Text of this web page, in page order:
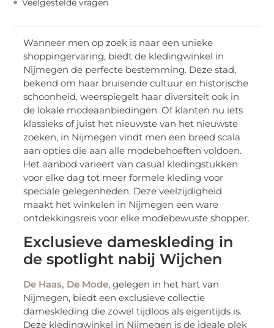
Veelgestelde vragen
Wanneer men op zoek is naar een unieke
shoppingervaring, biedt de kledingwinkel in
Nijmegen de perfecte bestemming. Deze stad,
bekend om haar bruisende cultuur en historische
schoonheid, weerspiegelt haar diversiteit ook in
de lokale modeaanbiedingen. Of klanten nu iets
klassieks of juist het nieuwste van het nieuwste
zoeken, in Nijmegen vindt men een breed scala
aan opties die aan alle modebehoeften voldoen.
Het aanbod varieert van casual kledingstukken
voor elke dag tot meer formele kleding voor
speciale gelegenheden. Deze veelzijdigheid
maakt het winkelen in Nijmegen een ware
ontdekkingsreis voor elke modebewuste shopper.
Exclusieve dameskleding in
de spotlight nabij Wijchen
De Haas, De Mode, gelegen in het hart van
Nijmegen, biedt een exclusieve collectie
dameskleding die zowel tijdloos als eigentijds is.
Deze kledingwinkel in Nijmegen is de ideale plek